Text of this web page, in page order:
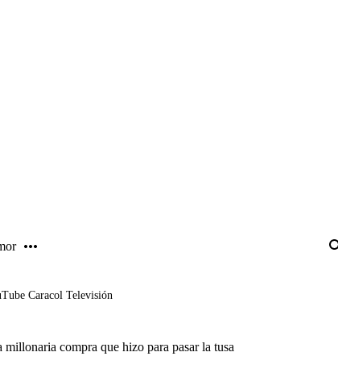
Caracol Televisión
compra que hizo para pasar la tusa